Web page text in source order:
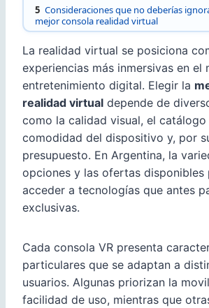
5 Consideraciones que no deberías
mejor consola realidad virtual
La realidad virtual se posiciona
experiencias más inmersivas en el
entretenimiento digital. Elegir la
realidad virtual depende de
como la calidad visual, el catálogo
comodidad del dispositivo y, por
presupuesto. En Argentina, la
opciones y las ofertas disponibles
acceder a tecnologías que antes
exclusivas.
Cada consola VR presenta
particulares que se adaptan a
usuarios. Algunas priorizan la
facilidad de uso, mientras que